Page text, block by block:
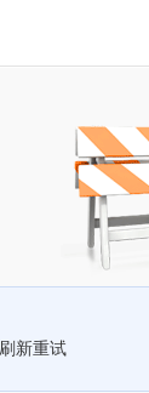
新重试